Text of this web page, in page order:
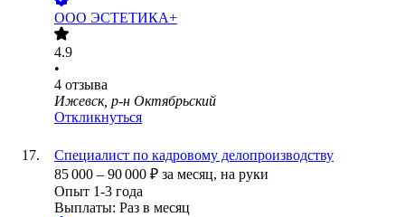
ООО ЭСТЕТИКА+
4.9
•
4 отзыва
Ижевск, р-н Октябрьский
Откликнуться
Специалист по кадровому делопроизводству
85 000 – 90 000 ₽ за месяц, на руки
Опыт 1-3 года
Выплаты: Раз в месяц